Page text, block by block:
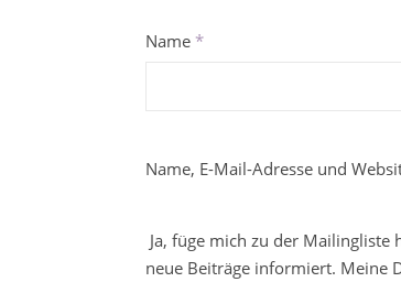
Name *
Name, E-Mail-Adresse und
Ja, füge mich zu der Mailingliste
neue Beiträge informiert. Meine